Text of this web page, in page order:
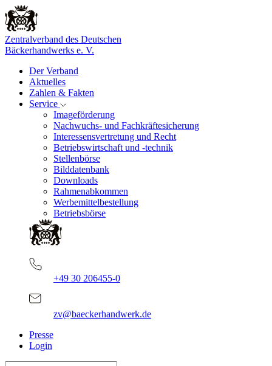
Zentralverband des Deutschen
Bäckerhandwerks e. V.
Der Verband
Aktuelles
Zahlen & Fakten
Service
Imageförderung
Nachwuchs- und Fachkräftesicherung
Interessensvertretung und Recht
Betriebswirtschaft und -technik
Stellenbörse
Bilddatenbank
Downloads
Rahmenabkommen
Werbemittelbestellung
Betriebsbörse
+49 30 206455-0
zv@baeckerhandwerk.de
Presse
Login